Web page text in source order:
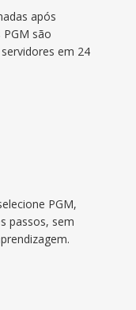
após
são
em 24
PGM,
passos, sem